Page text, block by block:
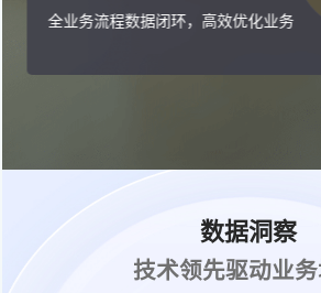
全业务流程数据闭环，高效优化业务
数据洞察
技术领先驱动业